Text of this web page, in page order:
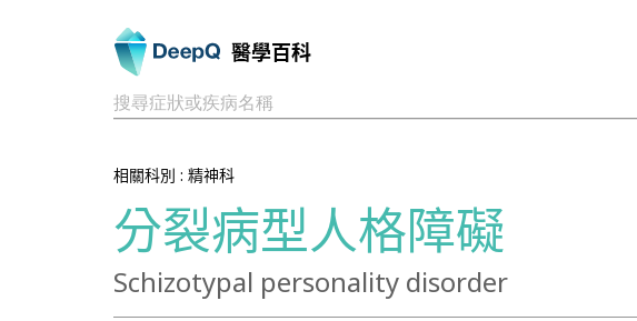
醫學百科
搜尋症狀或疾病名稱
相關科別 : 精神科
分裂病型人格障礙
Schizotypal personality disorder